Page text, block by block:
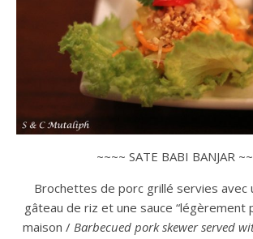
~~~~ SATE BABI BANJAR
Brochettes de porc grillé servies avec
gâteau de riz et une sauce “légèrement
maison / Barbecued pork skewer served